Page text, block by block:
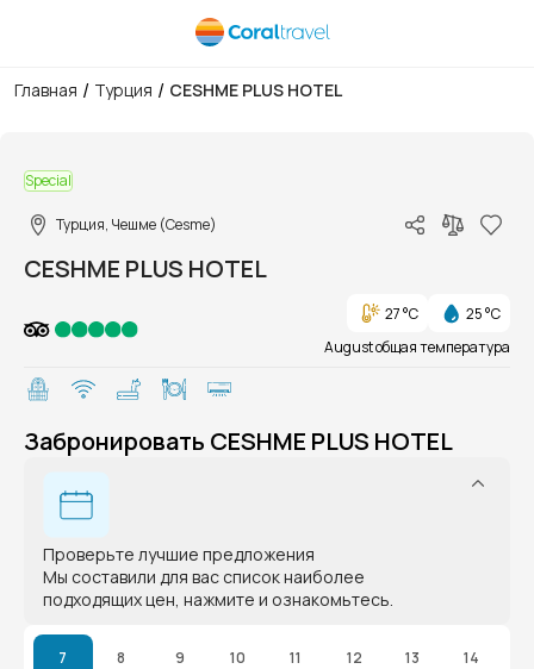
Главная / Турция / CESHME PLUS HOTEL
Special
Турция, Чешме (Cesme)
CESHME PLUS HOTEL
27 °C
25 °C
August общая температура
Забронировать CESHME PLUS HOTEL
Проверьте лучшие предложения
Мы составили для вас список наиболее
подходящих цен, нажмите и ознакомьтесь.
7 8 9 10 11 12 13 14